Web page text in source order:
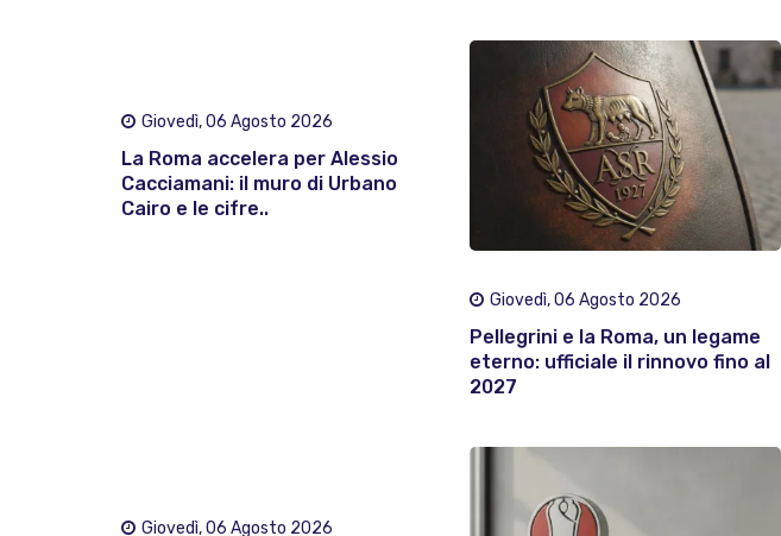
Giovedì, 06 Agosto 2026
La Roma accelera per Alessio
Cacciamani: il muro di Urbano
Cairo e le cifre..
Giovedì, 06 Agosto 2026
Pellegrini e la Roma, un legame
eterno: ufficiale il rinnovo fino al
2027
Giovedì, 06 Agosto 2026